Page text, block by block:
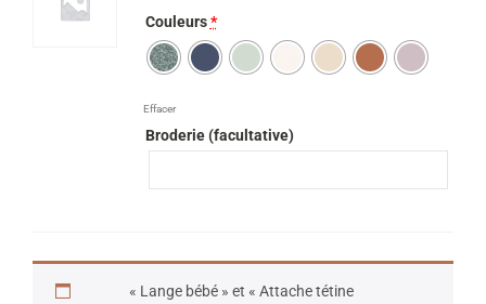
Couleurs*
Effacer
Broderie (facultative)
« Lange bébé » et « Attache tétine